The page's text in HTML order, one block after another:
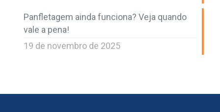
Panfletagem ainda funciona? Veja quando
vale a pena!
19 de novembro de 2025